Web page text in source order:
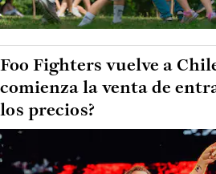
Foo Fighters vuelve a
comienza la venta de
los precios?